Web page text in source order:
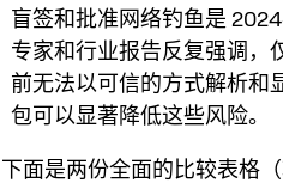
盲签和批准网络钓鱼是
专家和行业报告反复强调，
前无法以可信的方式解析和
包可以显著降低这些风险。
下面是两份全面的比较表格